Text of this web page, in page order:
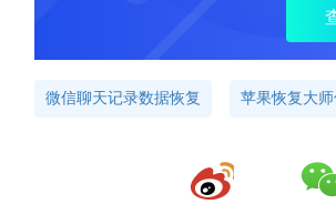
微信聊天记录数据恢复 苹果恢复大